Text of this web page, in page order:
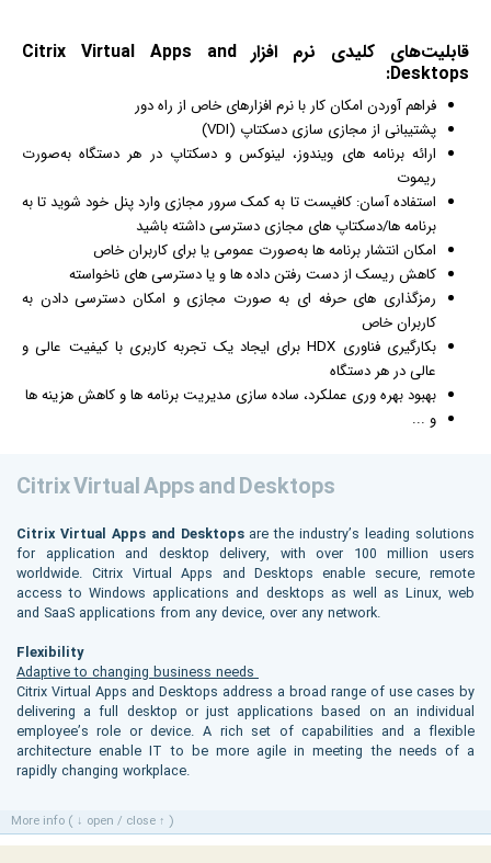
قابلیت‌های کلیدی نرم افزار Citrix Virtual Apps and
Desktops:
فراهم آوردن امکان کار با نرم افزارهای خاص از راه دور
پشتیبانی از مجازی سازی دسکتاپ (VDI)
ارائه برنامه های ویندوز، لینوکس و دسکتاپ در هر دستگاه به‌صورت
ریموت
استفاده آسان: کافیست تا به کمک سرور مجازی وارد پنل خود شوید تا به
برنامه ها/دسکتاپ های مجازی دسترسی داشته باشید
امکان انتشار برنامه ها به‌صورت عمومی یا برای کاربران خاص
کاهش ریسک از دست رفتن داده ها و یا دسترسی های ناخواسته
رمزگذاری های حرفه ای به صورت مجازی و امکان دسترسی دادن به
کاربران خاص
بکارگیری فناوری HDX برای ایجاد یک تجربه کاربری با کیفیت عالی و
عالی در هر دستگاه
بهبود بهره وری عملکرد، ساده سازی مدیریت برنامه ها و کاهش هزینه ها
و ...
Citrix Virtual Apps and Desktops
Citrix Virtual Apps and Desktopsare the industry’s leading solutions
for application and desktop delivery, with over 100 million users
worldwide. Citrix Virtual Apps and Desktops enable secure, remote
access to Windows applications and desktops as well as Linux, web
and SaaS applications from any device, over any network.
Flexibility
Adaptive to changing business needs
Citrix Virtual Apps and Desktops address a broad range of use cases by
delivering a full desktop or just applications based on an individual
employee’s role or device. A rich set of capabilities and a flexible
architecture enable IT to be more agile in meeting the needs of a
rapidly changing workplace.
More info ( ↓ open / close ↑ )